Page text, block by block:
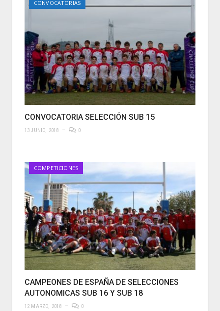
CONVOCATORIAS
CONVOCATORIA SELECCIÓN SUB 15
13 JUNIO, 2018 0
COMPETICIONES
CAMPEONES DE ESPAÑA DE SELECCIONES
AUTONOMICAS SUB 16 Y SUB 18
12 MARZO, 2018 0